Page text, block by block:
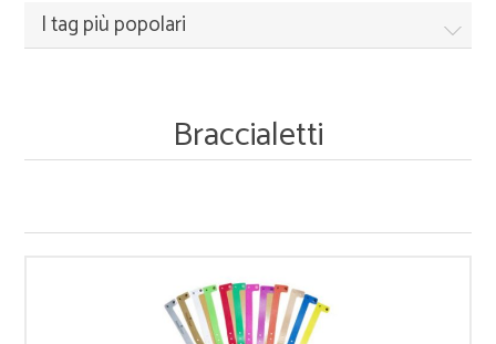
I tag più popolari
Braccialetti